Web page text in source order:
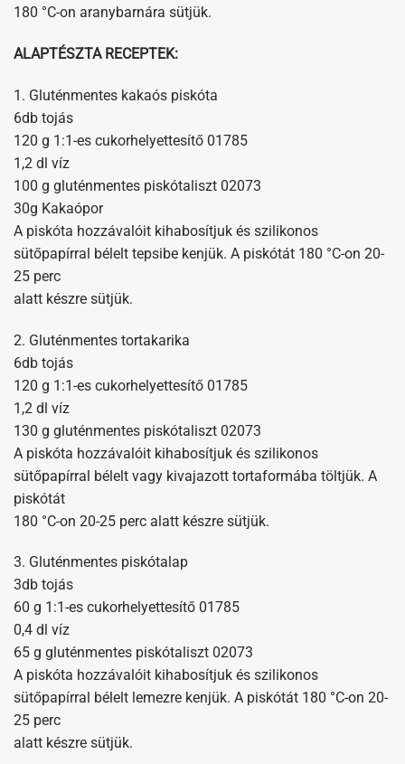
180 °C-on aranybarnára sütjük.
ALAPTÉSZTA RECEPTEK:
1. Gluténmentes kakaós piskóta
6db tojás
120 g 1:1-es cukorhelyettesítő 01785
1,2 dl víz
100 g gluténmentes piskótaliszt 02073
30g Kakaópor
A piskóta hozzávalóit kihabosítjuk és szilikonos
sütőpapírral bélelt tepsibe kenjük. A piskótát 180 °C-on 20-
25 perc
alatt készre sütjük.
2. Gluténmentes tortakarika
6db tojás
120 g 1:1-es cukorhelyettesítő 01785
1,2 dl víz
130 g gluténmentes piskótaliszt 02073
A piskóta hozzávalóit kihabosítjuk és szilikonos
sütőpapírral bélelt vagy kivajazott tortaformába töltjük. A
piskótát
180 °C-on 20-25 perc alatt készre sütjük.
3. Gluténmentes piskótalap
3db tojás
60 g 1:1-es cukorhelyettesítő 01785
0,4 dl víz
65 g gluténmentes piskótaliszt 02073
A piskóta hozzávalóit kihabosítjuk és szilikonos
sütőpapírral bélelt lemezre kenjük. A piskótát 180 °C-on 20-
25 perc
alatt készre sütjük.